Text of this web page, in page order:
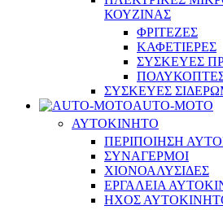
ΚΟΥΖΙΝΑΣ
ΦΡΙΤΕΖΕΣ
ΚΑΦΕΤΙΕΡΕΣ
ΣΥΣΚΕΥΕΣ
ΣΥΣΚΕΥΕΣ
AUTO-MOTO
ΑΥΤΟΚΙΝΗΤΟ
ΠΕΡΙΠΟΙΗΣΗ
ΣΥΝΑΓΕΡΜΟΙ
ΧΙΟΝΟΑΛΥΣΙΔΕΣ
ΕΡΓΑΛΕΙΑ
ΗΧΟΣ